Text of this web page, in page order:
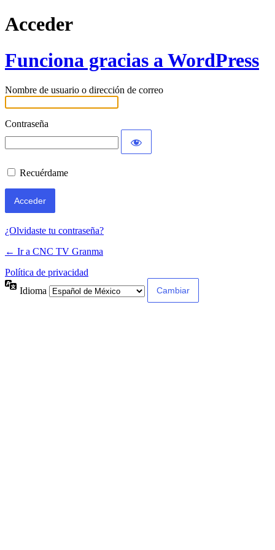
Acceder
Funciona gracias a WordPress
Nombre de usuario o dirección de correo
Contraseña
Recuérdame
¿Olvidaste tu contraseña?
← Ir a CNC TV Granma
Política de privacidad
Idioma